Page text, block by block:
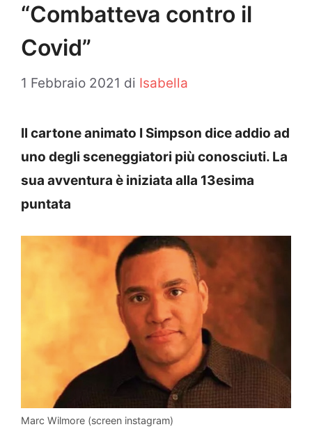
“Combatteva contro il
Covid”
1 Febbraio 2021 di Isabella
Il cartone animato I Simpson dice addio ad
uno degli sceneggiatori più conosciuti. La
sua avventura è iniziata alla 13esima
puntata
Marc Wilmore (screen instagram)